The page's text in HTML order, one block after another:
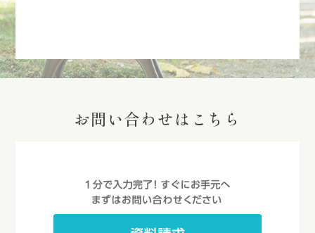
お問い合わせはこちら